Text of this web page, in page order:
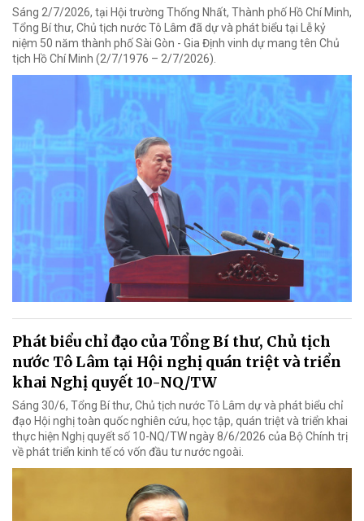
Sáng 2/7/2026, tại Hội trường Thống Nhất, Thành phố Hồ Chí Minh,
Tổng Bí thư, Chủ tịch nước Tô Lâm đã dự và phát biểu tại Lễ kỷ
niệm 50 năm thành phố Sài Gòn - Gia Định vinh dự mang tên Chủ
tịch Hồ Chí Minh (2/7/1976 – 2/7/2026).
Phát biểu chỉ đạo của Tổng Bí thư, Chủ tịch
nước Tô Lâm tại Hội nghị quán triệt và triển
khai Nghị quyết 10-NQ/TW
Sáng 30/6, Tổng Bí thư, Chủ tịch nước Tô Lâm dự và phát biểu chỉ
đạo Hội nghị toàn quốc nghiên cứu, học tập, quán triệt và triển khai
thực hiện Nghị quyết số 10-NQ/TW ngày 8/6/2026 của Bộ Chính trị
về phát triển kinh tế có vốn đầu tư nước ngoài.